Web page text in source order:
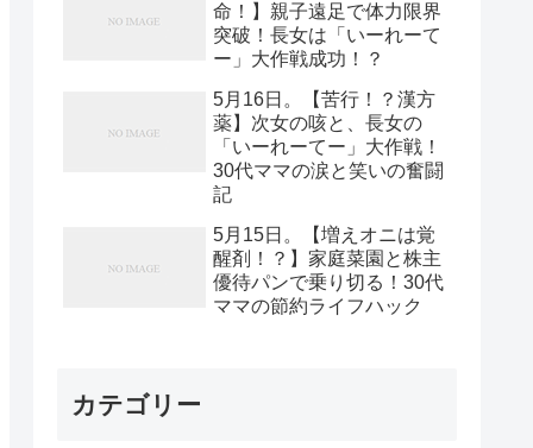
命！】親子遠足で体力限界
突破！長女は「いーれーて
ー」大作戦成功！？
5月16日。【苦行！？漢方
薬】次女の咳と、長女の
「いーれーてー」大作戦！
30代ママの涙と笑いの奮闘
記
5月15日。【増えオニは覚
醒剤！？】家庭菜園と株主
優待パンで乗り切る！30代
ママの節約ライフハック
カテゴリー